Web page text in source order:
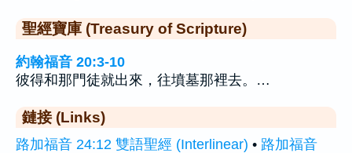
聖經寶庫 (Treasury of Scripture)
約翰福音 20:3-10
彼得和那門徒就出來，往墳墓那裡去。…
鏈接 (Links)
路加福音 24:12 雙語聖經 (Interlinear) • 路加福音